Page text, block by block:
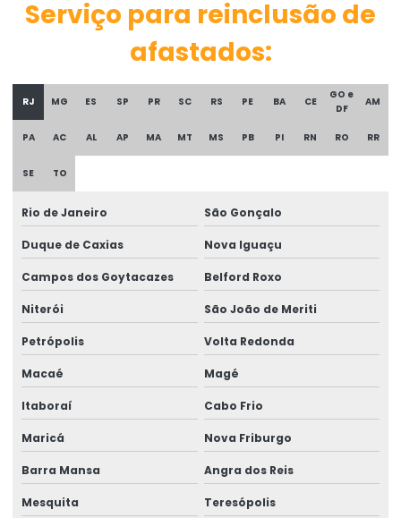
Assistência técnica médica
Assistência técnica e médica em perícia judicial
Assistencia técnica perícia trabalhista
Assistência técnica pericial
Assistência técnica para perícias de insalubridade e
periculosidade
Assistência técnica em perícias judiciais
Assistente técnico em ergonomia
Assistente técnico médico
Assistente técnico perícia médica judicial
Serviço para reinclusão de
afastados:
RJ MG ES SP PR SC RS PE BA CE
GO e
DF
AM
PA AC AL AP MA MT MS PB PI RN RO RR
SE TO
Rio de Janeiro São Gonçalo
Duque de Caxias Nova Iguaçu
Campos dos Goytacazes Belford Roxo
Niterói São João de Meriti
Petrópolis Volta Redonda
Macaé Magé
Itaboraí Cabo Frio
Maricá Nova Friburgo
Barra Mansa Angra dos Reis
Mesquita Teresópolis